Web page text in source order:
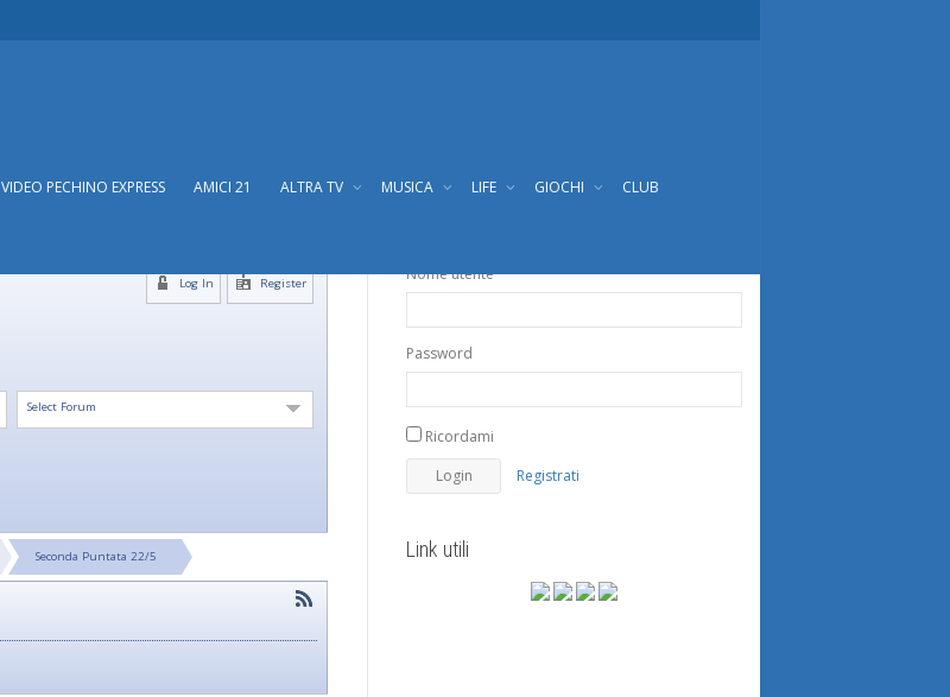
VIDEO PECHINO EXPRESS AMICI 21 ALTRA TV MUSICA LIFE GIOCHI CLUB
Register
Log In
Select Forum
Seconda Puntata 22/5
Nome utente
Password
Ricordami
Registrati
Link utili